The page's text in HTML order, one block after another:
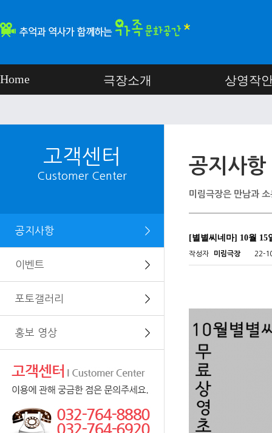
Home 극장소개 상영작
고객센터
Customer Center
공지사항 ＞
이벤트 ＞
포토갤러리 ＞
홍보 영상 ＞
공지사항
미림극장은 만남과
[별별씨네마] 10월 15
작성자 미림극장 22-